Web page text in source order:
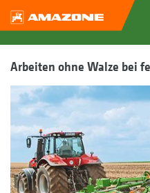
Arbeiten ohne Walze bei